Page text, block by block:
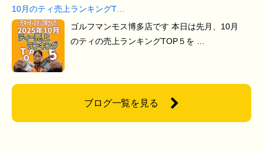
10月のティ売上ランキングT…
ゴルフマンモス博多店です 本日は先月、10月
のティの売上ランキングTOP５を …
ブログ一覧を見る